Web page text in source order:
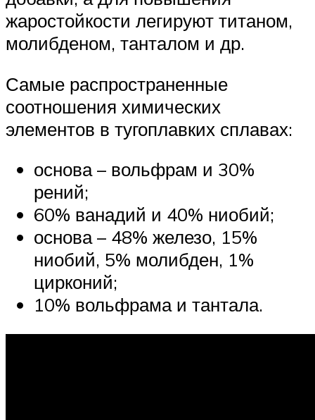
жаростойкости легируют титаном,
молибденом, танталом и др.
Самые распространенные
соотношения химических
элементов в тугоплавких сплавах:
основа – вольфрам и 30%
рений;
60% ванадий и 40% ниобий;
основа – 48% железо, 15%
ниобий, 5% молибден, 1%
цирконий;
10% вольфрама и тантала.